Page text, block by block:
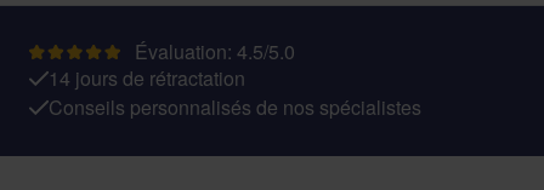
Évaluation: 4.5/5.0
14 jours de rétractation
Conseils personnalisés de nos spécialistes